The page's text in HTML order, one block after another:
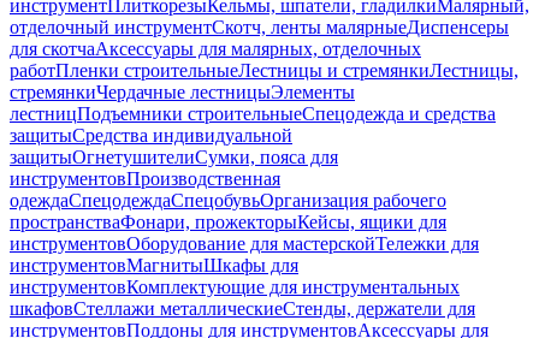
инструментПлиткорезыКельмы, шпатели, гладилкиМалярный,
отделочный инструментСкотч, ленты малярныеДиспенсеры
для скотчаАксессуары для малярных, отделочных
работПленки строительныеЛестницы и стремянкиЛестницы,
стремянкиЧердачные лестницыЭлементы
лестницПодъемники строительныеСпецодежда и средства
защитыСредства индивидуальной
защитыОгнетушителиСумки, пояса для
инструментовПроизводственная
одеждаСпецодеждаСпецобувьОрганизация рабочего
пространстваФонари, прожекторыКейсы, ящики для
инструментовОборудование для мастерскойТележки для
инструментовМагнитыШкафы для
инструментовКомплектующие для инструментальных
шкафовСтеллажи металлическиеСтенды, держатели для
инструментовПоддоны для инструментовАксессуары для